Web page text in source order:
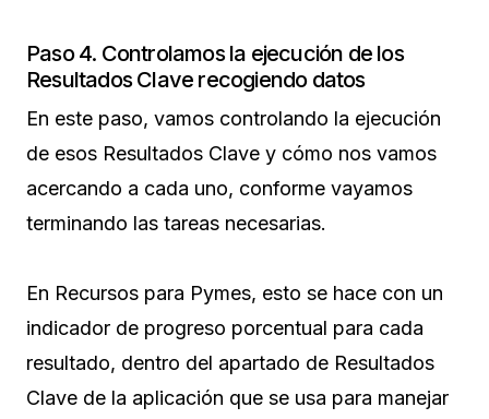
Paso 4. Controlamos la ejecución de los
Resultados Clave recogiendo datos
En este paso, vamos controlando la ejecución
de esos Resultados Clave y cómo nos vamos
acercando a cada uno, conforme vayamos
terminando las tareas necesarias.
En Recursos para Pymes, esto se hace con un
indicador de progreso porcentual para cada
resultado, dentro del apartado de Resultados
Clave de la aplicación que se usa para manejar